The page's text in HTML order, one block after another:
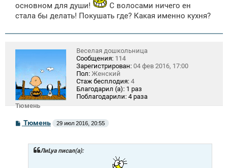
основном для души!
С волосами ничего ен
стала бы делать! Покушать где? Какая именно кухня?
Тюмень
Веселая дошкольница
Сообщения: 114
Зарегистрирован: 04 фев 2016, 17:00
Пол: Женский
Стаж бесплодия: 4
Благодарил (а): 1 раз
Поблагодарили: 4 раза
С
о
Тюмень 29 июл 2016, 20:55
ЛиLya писал(а):